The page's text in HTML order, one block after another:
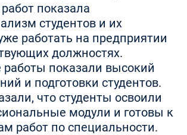
показала
студентов и их
работать на предприятии
должностях.
показали высокий
и подготовки студентов.
что студенты освоили
модули и готовы к
работ по специальности.